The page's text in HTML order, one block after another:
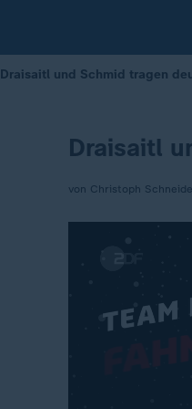
Draisaitl und Schmid tragen
Draisaitl
von Christoph